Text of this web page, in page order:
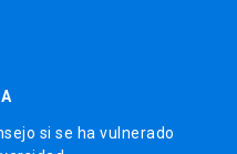
si se ha vulnerado